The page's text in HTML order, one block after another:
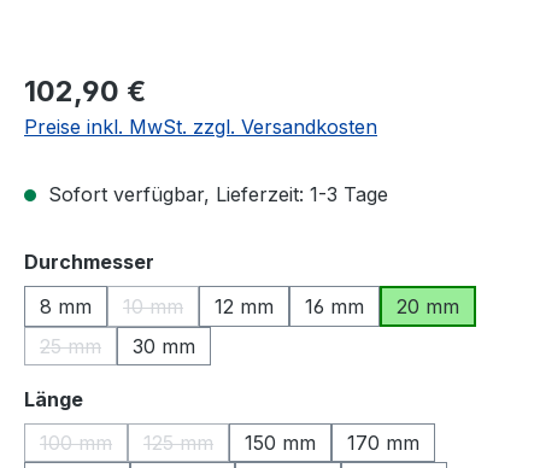
Regulärer Preis:
102,90 €
Preise inkl. MwSt. zzgl. Versandkosten
Sofort verfügbar, Lieferzeit: 1-3 Tage
Durchmesser
8 mm
10 mm
(Diese Option ist zurzeit nicht verfügbar.)
12 mm 16 mm
20 mm
25 mm
(Diese Option ist zurzeit nicht verfügbar.)
30 mm
Längeauswählen
100 mm
(Diese Option ist zurzeit nicht verfügbar.)
125 mm
(Diese Option ist zurzeit nicht verfügbar.)
150 mm
170 mm